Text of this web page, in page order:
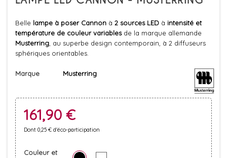
Belle lampe à poser Cannon à 2 sources LED à intensité et
température de couleur variablesde la marque allemande
Musterring , au superbe design contemporain, à 2 diffuseurs
sphériques orientables.
Marque Musterring
161,90 €
Dont 0,25 € d'éco-participation
Couleur et